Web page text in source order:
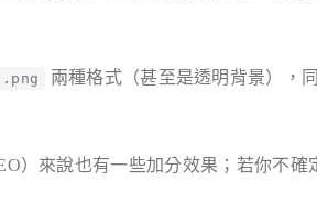
.png
兩種格式（甚至是透明背景），
）來說也有一些加分效果；若你不確